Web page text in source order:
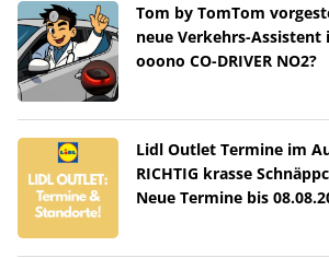
Tom by TomTom
neue Verkehrs-Assistent
ooono CO-DRIVER NO2?
Lidl Outlet Termine im
RICHTIG krasse
Neue Termine bis